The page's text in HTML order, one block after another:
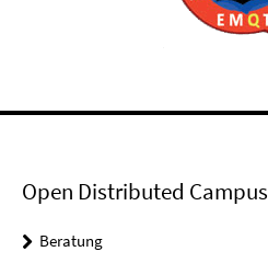
Open Distributed Campus
Beratung